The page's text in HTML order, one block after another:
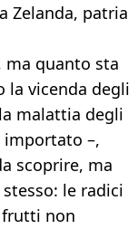
Zelanda, patria
ma quanto sta
la vicenda degli
malattia degli
–,
scoprire, ma
le radici
frutti non